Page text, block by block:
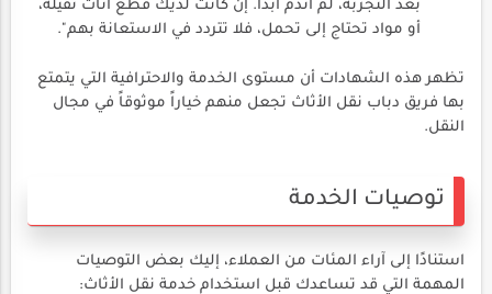
بعد التجربة، لم أندم أبدًا. إن كانت لديك قطع أثاث ثقيلة،
أو مواد تحتاج إلى تحمل، فلا تتردد في الاستعانة بهم".
تظهر هذه الشهادات أن مستوى الخدمة والاحترافية التي يتمتع
بها فريق دباب نقل الأثاث تجعل منهم خياراً موثوقاً في مجال
النقل.
توصيات الخدمة
استنادًا إلى آراء المئات من العملاء، إليك بعض التوصيات
المهمة التي قد تساعدك قبل استخدام خدمة نقل الأثاث: